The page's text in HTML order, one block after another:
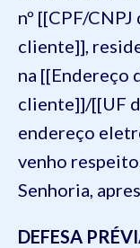
nº [[CPF/
cliente]],
na [[Endereço
cliente]]/[[UF
endereço
venho
Senhoria,
DEFESA